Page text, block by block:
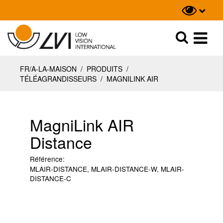
Recherche
FR/A-LA-MAISON / PRODUITS /
TÉLÉAGRANDISSEURS / MAGNILINK AIR
MagniLink AIR
Distance
Référence:
MLAIR-DISTANCE, MLAIR-DISTANCE-W, MLAIR-
DISTANCE-C